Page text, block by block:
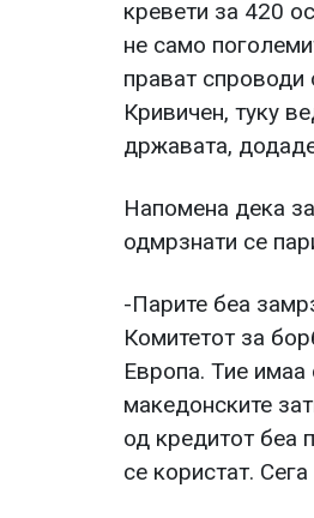
кревети за 420
не само
прават
Кривичен, туку
државата,
Напомена дека
одмрзнати се
-Парите беа
Комитетот за
Европа. Тие
македонските
од кредитот беа
се користат.